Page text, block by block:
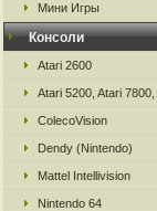
Мини Игры
Консоли
Atari 2600
Atari 5200, Atari
ColecoVision
Dendy (Nintendo)
Mattel Intellivision
Nintendo 64